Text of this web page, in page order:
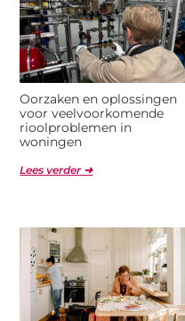
Oorzaken en oplossingen
voor veelvoorkomende
rioolproblemen in
woningen
Lees verder ➜